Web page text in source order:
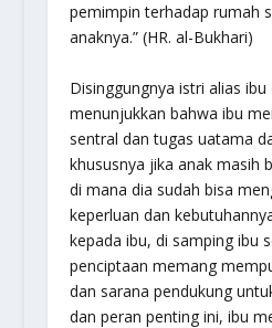
pemimpin terhadap rumah
anaknya.” (HR. al-Bukhari)
Disinggungnya istri alias
menunjukkan bahwa ibu
sentral dan tugas uatama
khususnya jika anak masih
di mana dia sudah bisa
keperluan dan
kepada ibu, di samping ibu
penciptaan memang
dan sarana pendukung
dan peran penting ini, ibu